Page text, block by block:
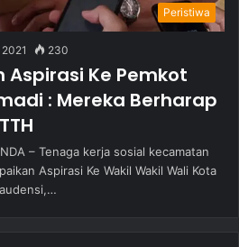
Peristiwa
230
Aspirasi Ke Pemkot
: Mereka Berharap
– Tenaga kerja sosial kecamatan
Aspirasi Ke Wakil Wakil Wali Kota